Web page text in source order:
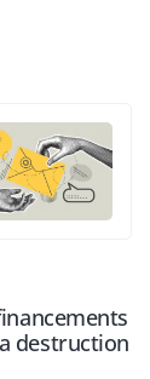
destruction